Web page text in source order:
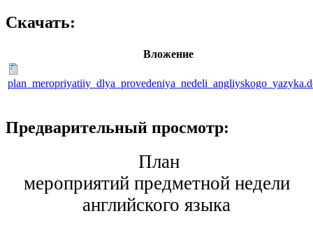
Скачать:
Вложение
Предварительный просмотр:
План
мероприятий предметной недели
английского языка